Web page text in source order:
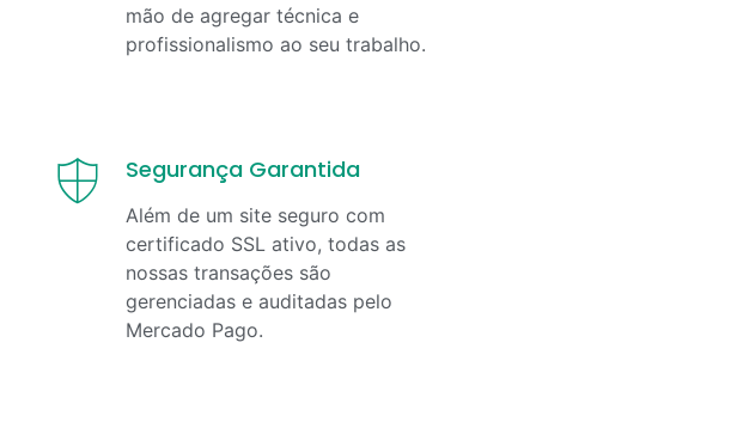
mão de agregar técnica e
profissionalismo ao seu trabalho.
Segurança Garantida
Além de um site seguro com
certificado SSL ativo, todas as
nossas transações são
gerenciadas e auditadas pelo
Mercado Pago.